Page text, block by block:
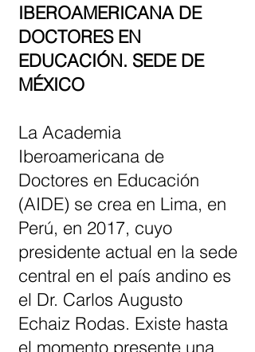
IBEROAMERICANA DE
DOCTORES EN
EDUCACIÓN. SEDE DE
MÉXICO
La Academia
Iberoamericana de
Doctores en Educación
(AIDE) se crea en Lima, en
Perú, en 2017, cuyo
presidente actual en la sede
central en el país andino es
el Dr. Carlos Augusto
Echaiz Rodas. Existe hasta
el momento presente una